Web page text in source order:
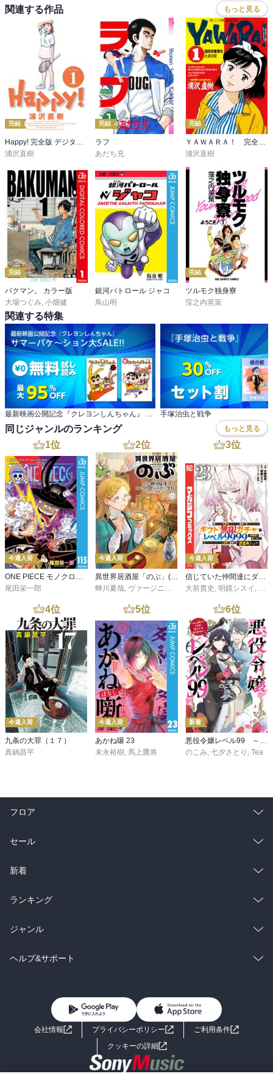
関連する作品 もっと見る
完結
浦沢直樹
完結
ラフ
あだち充
完結
浦沢直樹
完結
バクマン。 カラー版
大場つぐみ, 小畑健
銀河パトロール ジャコ
鳥山明
完結
ツルモク独身寮
窪之内英策
関連する特集
最新映画公開記念『クレヨンしんちゃん』 サマーバケ～ション大SALE!! 手塚治虫と戦争
同じジャンルのランキング もっと見る
1位
今週入荷
尾田栄一郎
2位
今週入荷
蝉川夏哉 ヴァージニア二等兵 ,転
3位
今週入荷
大前貴史 明鏡シスイ
4位
今週入荷
九条の大罪（１７）
真鍋昌平
5位
今週入荷
あかね噺 23
末永裕樹, 馬上鷹将
6位
新着
悪役令嬢レベル99 ～私は裏ボスですが魔王ではありません～ その６
のこみ, 七夕さとり , Tea
フロア
総合
ラノベ
雑誌・グラビア
BL・TL
セール
総合
ラノベ
雑誌・グラビア
BL・TL
新着
総合
ラノベ
雑誌・グラビア
ランキング
総合
ラノベ
ジャンル
コミック
ライトノベル 男子向けラノベ
小説
海外小説
ヘルプ&サポート
よくあるご質問 お問い合わせ
会社情報 プライバシーポリシー
ご利用条件
クッキーの詳細